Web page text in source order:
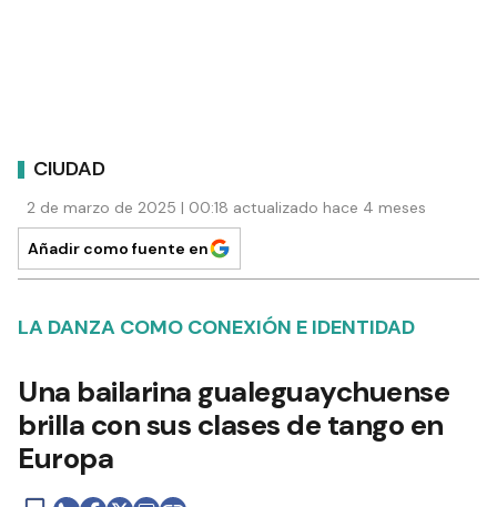
CIUDAD
2 de marzo de 2025 | 00:18 actualizado hace 4 meses
Añadir como fuente en
LA DANZA COMO CONEXIÓN E IDENTIDAD
Una bailarina gualeguaychuense
brilla con sus clases de tango en
Europa